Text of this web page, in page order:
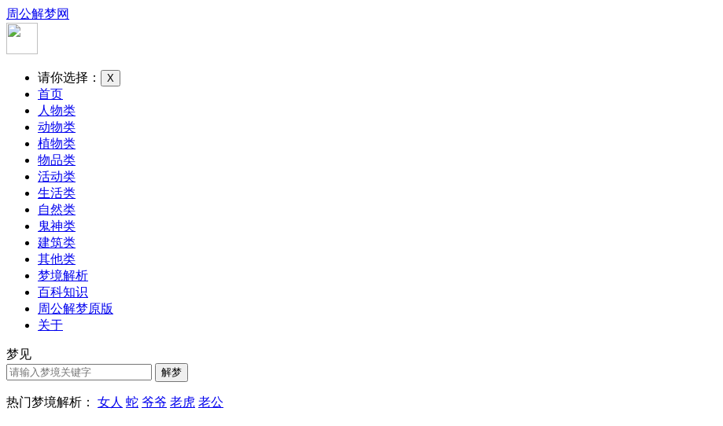
周公解梦网
请你选择： X
首页
人物类
动物类
植物类
物品类
活动类
生活类
自然类
鬼神类
建筑类
其他类
梦境解析
百科知识
周公解梦原版
关于
梦见
热门梦境解析： 女人 蛇 爷爷 老虎 老公